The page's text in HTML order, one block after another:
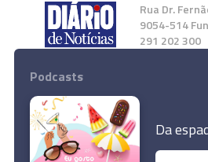
Rua Dr.
9054-514
291 202 300
Instale a nossa
Podcasts
Da